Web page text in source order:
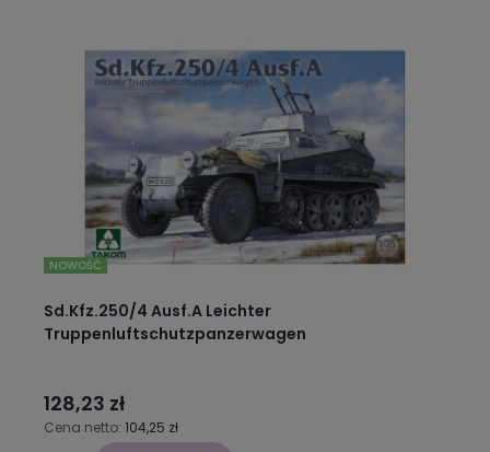
Sd.Kfz.250/4 Ausf.A Leichter
Truppenluftschutzpanzerwagen
128,23 zł
Cena netto: 104,25 zł
NOWOŚĆ